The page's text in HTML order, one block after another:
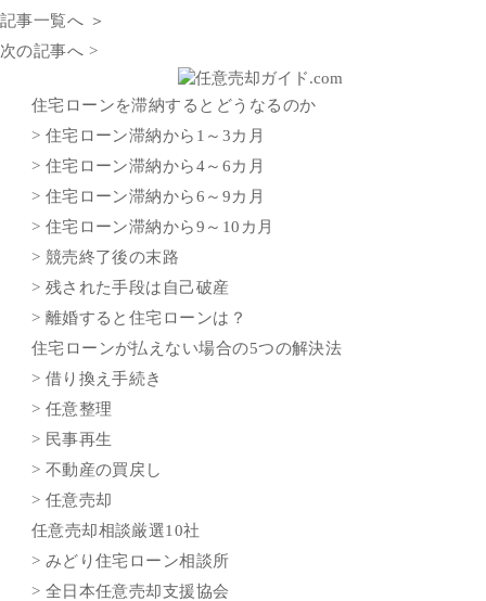
記事一覧へ ＞
次の記事へ >
住宅ローンを滞納するとどうなるのか
> 住宅ローン滞納から1～3カ月
> 住宅ローン滞納から4～6カ月
> 住宅ローン滞納から6～9カ月
> 住宅ローン滞納から9～10カ月
> 競売終了後の末路
> 残された手段は自己破産
> 離婚すると住宅ローンは？
住宅ローンが払えない場合の5つの解決法
> 借り換え手続き
> 任意整理
> 民事再生
> 不動産の買戻し
> 任意売却
任意売却相談厳選10社
> みどり住宅ローン相談所
> 全日本任意売却支援協会